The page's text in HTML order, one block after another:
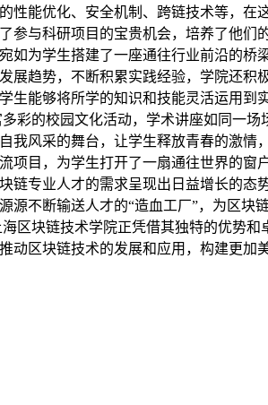
性能优化、安全机制、跨链技术等，在
与科研项目的宝贵机会，培养了他们
为学生搭建了一座通往行业前沿的桥
趋势，不断积累实践经验，学院还积
能够将所学的知识和技能灵活运用到
彩的校园文化活动，学术讲座如同一
风采的舞台，让学生释放青春的激情
目，为学生打开了一扇通往世界的窗
专业人才的需求呈现出日益增长的态
不断输送人才的“造血工厂”，为区块
区块链技术学院正凭借其独特的优势
区块链技术的发展和应用，构建更加